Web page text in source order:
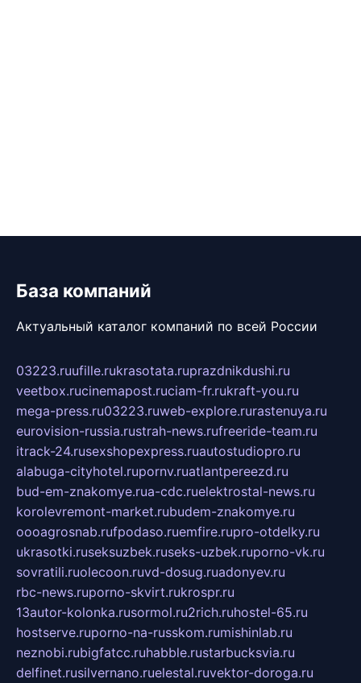
База компаний
Актуальный каталог компаний по всей России
03223.ruufille.rukrasotata.ruprazdnikdushi.ru
veetbox.rucinemapost.ruciam-fr.rukraft-you.ru
mega-press.ru03223.ruweb-explore.rurastenuya.ru
eurovision-russia.rustrah-news.rufreeride-team.ru
itrack-24.rusexshopexpress.ruautostudiopro.ru
alabuga-cityhotel.rupornv.ruatlantpereezd.ru
bud-em-znakomye.rua-cdc.ruelektrostal-news.ru
korolevremont-market.rubudem-znakomye.ru
oooagrosnab.rufpodaso.ruemfire.rupro-otdelky.ru
ukrasotki.ruseksuzbek.ruseks-uzbek.ruporno-vk.ru
sovratili.ruolecoon.ruvd-dosug.ruadonyev.ru
rbc-news.ruporno-skvirt.rukrospr.ru
13autor-kolonka.rusormol.ru2rich.ruhostel-65.ru
hostserve.ruporno-na-russkom.rumishinlab.ru
neznobi.rubigfatcc.ruhabble.rustarbucksvia.ru
delfinet.rusilvernano.ruelestal.ruvektor-doroga.ru